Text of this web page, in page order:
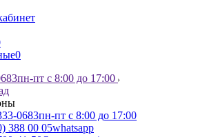
0
пн-пт с 8:00 до 17:00
0683пн-пт с 8:00 до 17:00
388 00 05whatsapp